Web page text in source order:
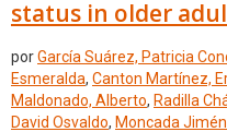
status in older
porGarcía Suárez, Patricia
Esmeralda, Canton Martínez,
Maldonado, Alberto, Radilla
David Osvaldo, Moncada